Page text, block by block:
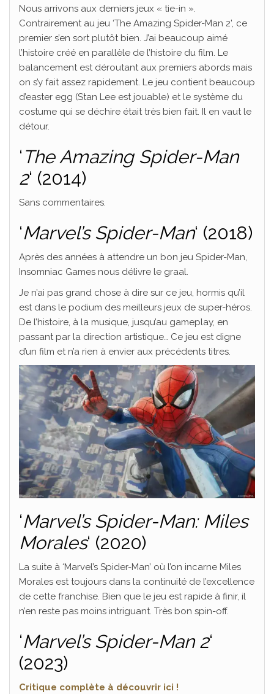
Nous arrivons aux derniers jeux « tie-in ».
Contrairement au jeu ‘The Amazing Spider-Man 2’, ce
premier s’en sort plutôt bien. J’ai beaucoup aimé
l’histoire créé en parallèle de l’histoire du film. Le
balancement est déroutant aux premiers abords mais
on s’y fait assez rapidement. Le jeu contient beaucoup
d’easter egg (Stan Lee est jouable) et le système du
costume qui se déchire était très bien fait. Il en vaut le
détour.
‘ The Amazing Spider-Man
2‘ (2014)
Sans commentaires.
‘Marvel’s Spider-Man‘ (2018)
Après des années à attendre un bon jeu Spider-Man,
Insomniac Games nous délivre le graal.
Je n’ai pas grand chose à dire sur ce jeu, hormis qu’il
est dans le podium des meilleurs jeux de super-héros.
De l’histoire, à la musique, jusqu’au gameplay, en
passant par la direction artistique… Ce jeu est digne
d’un film et n’a rien à envier aux précédents titres.
‘Marvel’s Spider-Man: Miles
Morales‘ (2020)
La suite à ‘Marvel’s Spider-Man’ où l’on incarne Miles
Morales est toujours dans la continuité de l’excellence
de cette franchise. Bien que le jeu est rapide à finir, il
n’en reste pas moins intriguant. Très bon spin-off.
‘Marvel’s Spider-Man 2‘
(2023)
Critique complète à découvrir ici !